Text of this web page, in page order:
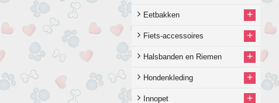
Eetbakken +
Fiets-accessoires +
Halsbanden en Riemen +
Hondenkleding +
Innopet +